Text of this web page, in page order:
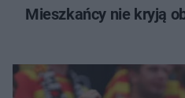
Mieszkańcy nie kryją